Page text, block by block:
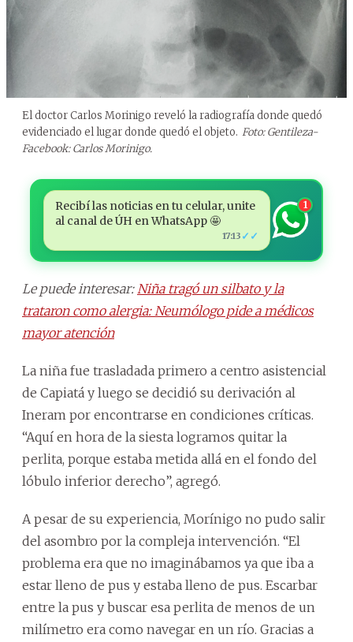
El doctor Carlos Morinigo reveló la radiografía donde quedó
evidenciado el lugar donde quedó el objeto. Foto: Gentileza-
Facebook: Carlos Morinigo.
Recibí las noticias en tu celular, unite
al canal de ÚH en WhatsApp 🤩
17:13 ✓✓
1
Le puede interesar: Niña tragó un silbato y la
trataron como alergia: Neumólogo pide a médicos
mayor atención
La niña fue trasladada primero a centro asistencial
de Capiatá y luego se decidió su derivación al
Ineram por encontrarse en condiciones críticas.
“Aquí en hora de la siesta logramos quitar la
perlita, porque estaba metida allá en el fondo del
lóbulo inferior derecho”, agregó.
A pesar de su experiencia, Morínigo no pudo salir
del asombro por la compleja intervención. “El
problema era que no imaginábamos ya que iba a
estar lleno de pus y estaba lleno de pus. Escarbar
entre la pus y buscar esa perlita de menos de un
milímetro era como navegar en un río. Gracias a